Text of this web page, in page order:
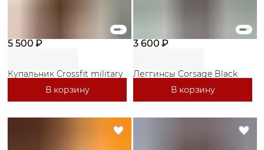
5 500 ₽
Купальник Crossfit military
В корзину
3 600 ₽
Леггинсы Corsage Black
В корзину